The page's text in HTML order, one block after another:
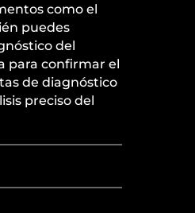
como el
puedes
del
para confirmar el
de diagnóstico
preciso del